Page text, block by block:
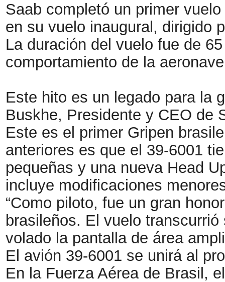
Saab completó un primer
en su vuelo inaugural, dirigido
La duración del vuelo fue de
comportamiento de la
Este hito es un legado para la
Buskhe, Presidente y CEO de
Este es el primer Gripen
anteriores es que el 39-6001
pequeñas y una nueva Head
incluye modificaciones
“Como piloto, fue un gran
brasileños. El vuelo
volado la pantalla de área
El avión 39-6001 se unirá al
En la Fuerza Aérea de Brasil,